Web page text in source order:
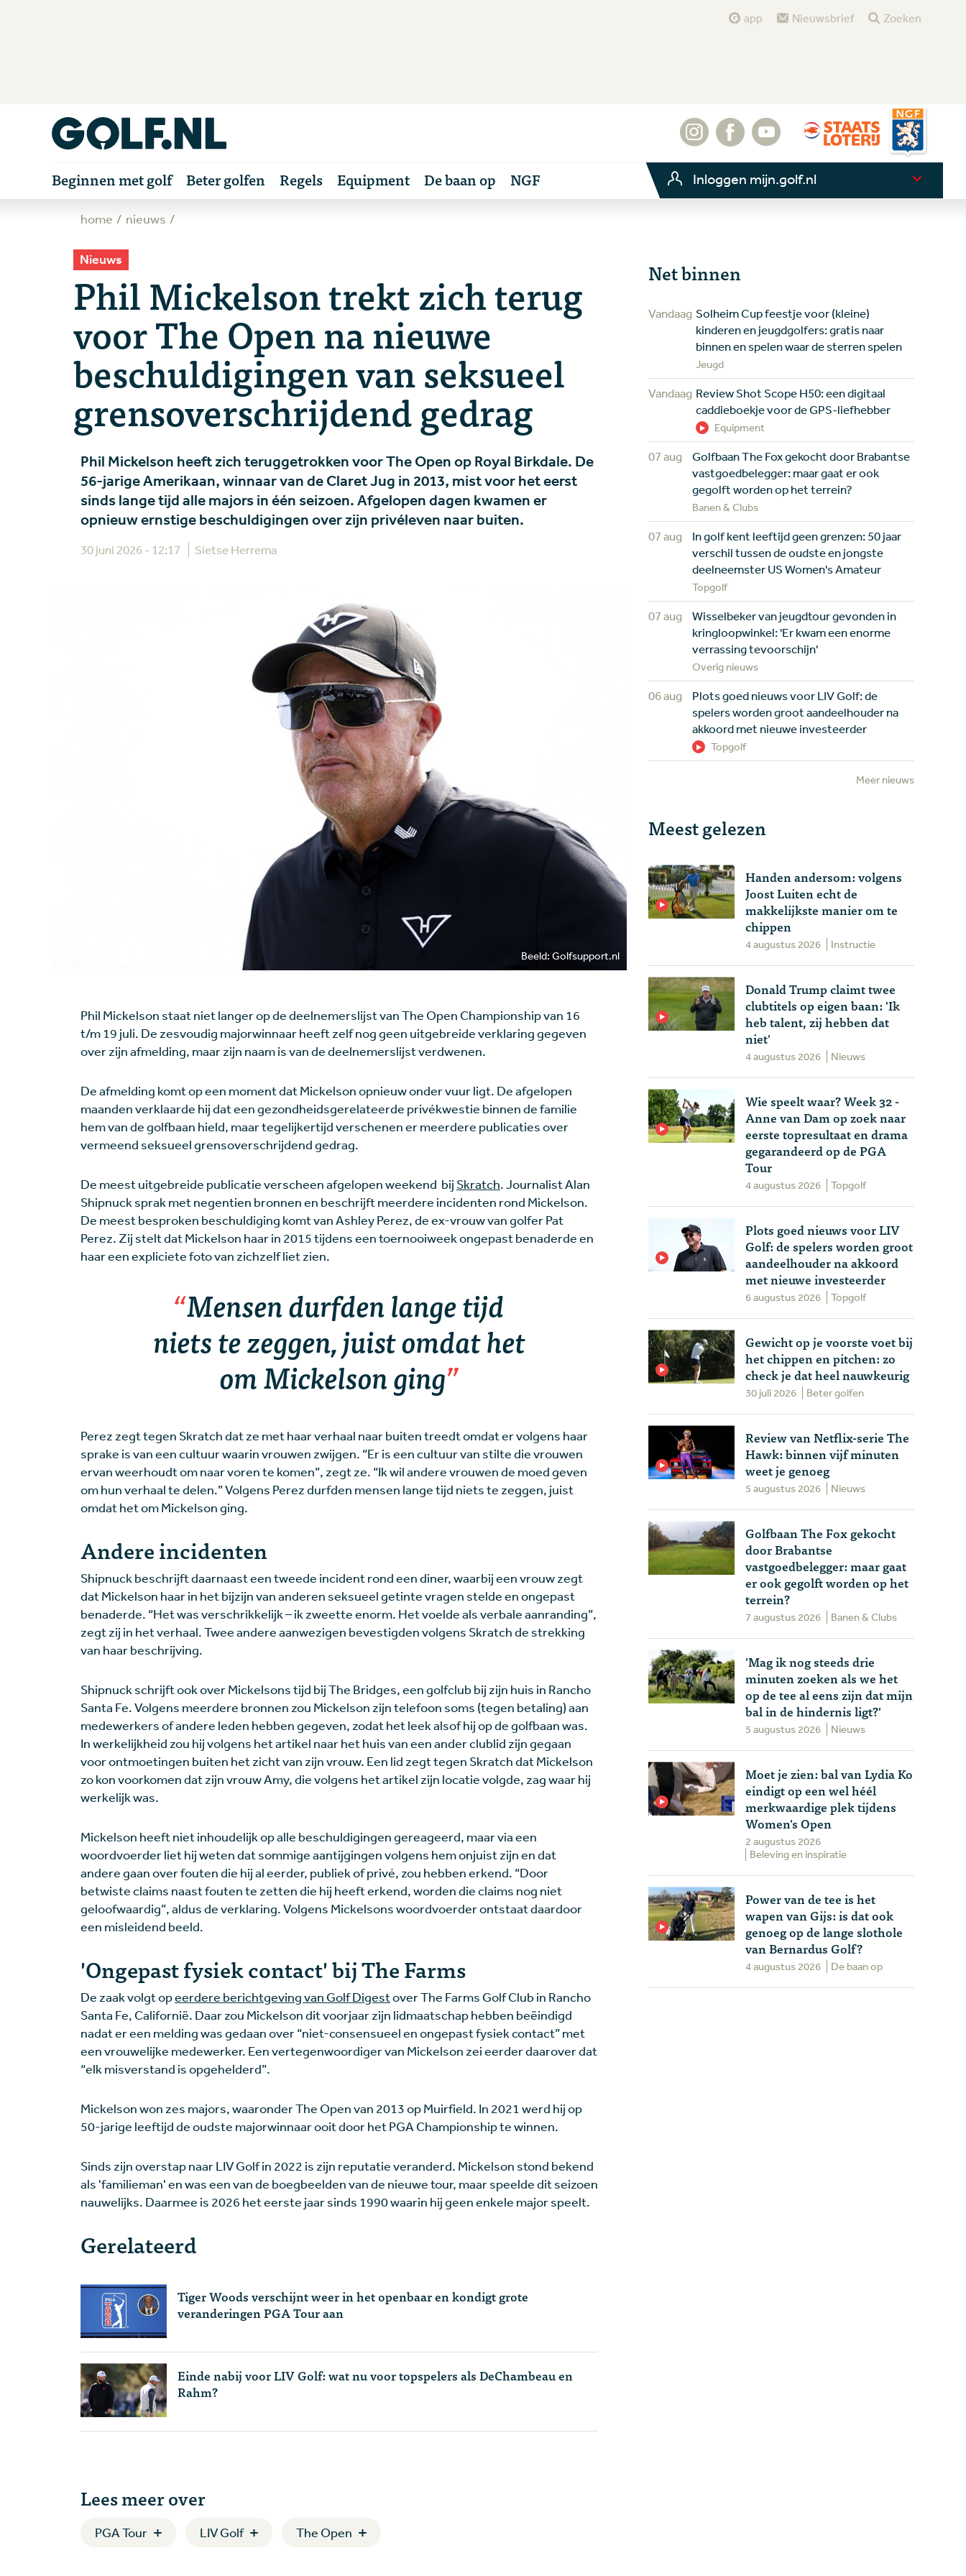
app Nieuwsbrief Zoeken
Beginnen met golf Beter golfen Regels Equipment De baan op NGF Inloggen mijn.golf.nl
home nieuws
Nieuws
Phil Mickelson trekt zich terug
voor The Open na nieuwe
beschuldigingen van seksueel
grensoverschrijdend gedrag
Phil Mickelson heeft zich teruggetrokken voor The Open op Royal Birkdale. De
56-jarige Amerikaan, winnaar van de Claret Jug in 2013, mist voor het eerst
sinds lange tijd alle majors in één seizoen. Afgelopen dagen kwamen er
opnieuw ernstige beschuldigingen over zijn privéleven naar buiten.
30 juni 2026 - 12:17 Sietse Herrema
Beeld: Golfsupport.nl
Phil Mickelson staat niet langer op de deelnemerslijst van The Open Championship van 16
t/m 19 juli. De zesvoudig majorwinnaar heeft zelf nog geen uitgebreide verklaring gegeven
over zijn afmelding, maar zijn naam is van de deelnemerslijst verdwenen.
De afmelding komt op een moment dat Mickelson opnieuw onder vuur ligt. De afgelopen
maanden verklaarde hij dat een gezondheidsgerelateerde privékwestie binnen de familie
hem van de golfbaan hield, maar tegelijkertijd verschenen er meerdere publicaties over
vermeend seksueel grensoverschrijdend gedrag.
De meest uitgebreide publicatie verscheen afgelopen weekend bij Skratch. Journalist Alan
Shipnuck sprak met negentien bronnen en beschrijft meerdere incidenten rond Mickelson.
De meest besproken beschuldiging komt van Ashley Perez, de ex-vrouw van golfer Pat
Perez. Zij stelt dat Mickelson haar in 2015 tijdens een toernooiweek ongepast benaderde en
haar een expliciete foto van zichzelf liet zien.
Mensen durfden lange tijd
niets te zeggen, juist omdat het
om Mickelson ging
Perez zegt tegen Skratch dat ze met haar verhaal naar buiten treedt omdat er volgens haar
sprake is van een cultuur waarin vrouwen zwijgen. “Er is een cultuur van stilte die vrouwen
ervan weerhoudt om naar voren te komen”, zegt ze. “Ik wil andere vrouwen de moed geven
om hun verhaal te delen.” Volgens Perez durfden mensen lange tijd niets te zeggen, juist
omdat het om Mickelson ging.
Andere incidenten
Shipnuck beschrijft daarnaast een tweede incident rond een diner, waarbij een vrouw zegt
dat Mickelson haar in het bijzijn van anderen seksueel getinte vragen stelde en ongepast
benaderde. “Het was verschrikkelijk – ik zweette enorm. Het voelde als verbale aanranding”,
zegt zij in het verhaal. Twee andere aanwezigen bevestigden volgens Skratch de strekking
van haar beschrijving.
Shipnuck schrijft ook over Mickelsons tijd bij The Bridges, een golfclub bij zijn huis in Rancho
Santa Fe. Volgens meerdere bronnen zou Mickelson zijn telefoon soms (tegen betaling) aan
medewerkers of andere leden hebben gegeven, zodat het leek alsof hij op de golfbaan was.
In werkelijkheid zou hij volgens het artikel naar het huis van een ander clublid zijn gegaan
voor ontmoetingen buiten het zicht van zijn vrouw. Een lid zegt tegen Skratch dat Mickelson
zo kon voorkomen dat zijn vrouw Amy, die volgens het artikel zijn locatie volgde, zag waar hij
werkelijk was.
Mickelson heeft niet inhoudelijk op alle beschuldigingen gereageerd, maar via een
woordvoerder liet hij weten dat sommige aantijgingen volgens hem onjuist zijn en dat
andere gaan over fouten die hij al eerder, publiek of privé, zou hebben erkend. “Door
betwiste claims naast fouten te zetten die hij heeft erkend, worden die claims nog niet
geloofwaardig”, aldus de verklaring. Volgens Mickelsons woordvoerder ontstaat daardoor
een misleidend beeld.
'Ongepast fysiek contact' bij The Farms
De zaak volgt opeerdere berichtgeving van Golf Digestover The Farms Golf Club in Rancho
Santa Fe, Californië. Daar zou Mickelson dit voorjaar zijn lidmaatschap hebben beëindigd
nadat er een melding was gedaan over “niet-consensueel en ongepast fysiek contact” met
een vrouwelijke medewerker. Een vertegenwoordiger van Mickelson zei eerder daarover dat
“elk misverstand is opgehelderd”.
Mickelson won zes majors, waaronder The Open van 2013 op Muirfield. In 2021 werd hij op
50-jarige leeftijd de oudste majorwinnaar ooit door het PGA Championship te winnen.
Sinds zijn overstap naar LIV Golf in 2022 is zijn reputatie veranderd. Mickelson stond bekend
als 'familieman' en was een van de boegbeelden van de nieuwe tour, maar speelde dit seizoen
nauwelijks. Daarmee is 2026 het eerste jaar sinds 1990 waarin hij geen enkele major speelt.
Gerelateerd
Tiger Woods verschijnt weer in het openbaar en kondigt grote
veranderingen PGA Tour aan
Einde nabij voor LIV Golf: wat nu voor topspelers als DeChambeau en
Rahm?
Lees meer over
PGA Tour LIV Golf The Open
Net binnen
Vandaag Solheim Cup feestje voor (kleine)
kinderen en jeugdgolfers: gratis naar
binnen en spelen waar de sterren spelen
Jeugd
Vandaag Review Shot Scope H50: een digitaal
caddieboekje voor de GPS-liefhebber
Equipment
07 aug
Golfbaan The Fox gekocht door Brabantse
vastgoedbelegger: maar gaat er ook
gegolft worden op het terrein?
Banen & Clubs
07 aug
In golf kent leeftijd geen grenzen: 50 jaar
verschil tussen de oudste en jongste
deelneemster US Women's Amateur
Topgolf
07 aug
Wisselbeker van jeugdtour gevonden in
kringloopwinkel: 'Er kwam een enorme
verrassing tevoorschijn'
Overig nieuws
06 aug
Plots goed nieuws voor LIV Golf: de
spelers worden groot aandeelhouder na
akkoord met nieuwe investeerder
Topgolf
Meer nieuws
Meest gelezen
Handen andersom: volgens
Joost Luiten echt de
makkelijkste manier om te
chippen
4 augustus 2026 Instructie
Donald Trump claimt twee
clubtitels op eigen baan: 'Ik
heb talent, zij hebben dat
niet'
4 augustus 2026 Nieuws
Wie speelt waar? Week 32 -
Anne van Dam op zoek naar
eerste topresultaat en drama
gegarandeerd op de PGA
Tour
4 augustus 2026 Topgolf
Plots goed nieuws voor LIV
Golf: de spelers worden groot
aandeelhouder na akkoord
met nieuwe investeerder
6 augustus 2026 Topgolf
Gewicht op je voorste voet bij
het chippen en pitchen: zo
check je dat heel nauwkeurig
30 juli 2026 Beter golfen
Review van Netflix-serie The
Hawk: binnen vijf minuten
weet je genoeg
5 augustus 2026 Nieuws
Golfbaan The Fox gekocht
door Brabantse
vastgoedbelegger: maar gaat
er ook gegolft worden op het
terrein?
7 augustus 2026 Banen & Clubs
'Mag ik nog steeds drie
minuten zoeken als we het
op de tee al eens zijn dat mijn
bal in de hindernis ligt?'
5 augustus 2026 Nieuws
Moet je zien: bal van Lydia Ko
eindigt op een wel héél
merkwaardige plek tijdens
Women's Open
2 augustus 2026
Beleving en inspiratie
Power van de tee is het
wapen van Gijs: is dat ook
genoeg op de lange slothole
van Bernardus Golf?
4 augustus 2026 De baan op